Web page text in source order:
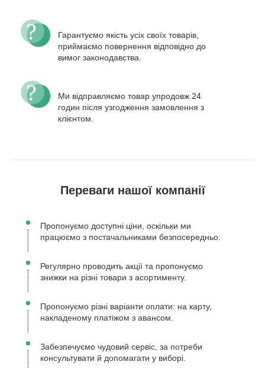
Гарантуємо якість усіх своїх товарів,
приймаємо повернення відповідно до
вимог законодавства.
Ми відправляємо товар упродовж 24
годин після узгодження замовлення з
клієнтом.
Переваги нашої компанії
Пропонуємо доступні ціни, оскільки ми
працюємо з постачальниками безпосередньо.
Регулярно проводить акції та пропонуємо
знижки на різні товари з асортименту.
Пропонуємо різні варіанти оплати: на карту,
накладеному платіжом з авансом.
Забезпечуємо чудовий сервіс, за потреби
консультувати й допомагати у виборі.